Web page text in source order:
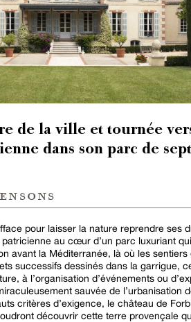
de la ville et tournée
dans son parc de
pour laisser la nature reprendre ses
au cœur d’un parc luxuriant
avant la Méditerranée, là où les
successifs dessinés dans la garrigue,
à l’organisation d’événements ou
sauvée de l’urbanisation
critères d’exigence, le château de
découvrir cette terre provençale